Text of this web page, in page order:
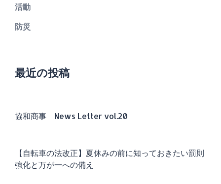
活動
防災
最近の投稿
協和商事 News Letter vol.20
【自転車の法改正】夏休みの前に知っておきたい罰則
強化と万が一への備え